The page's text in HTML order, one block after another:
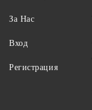
За Нас
Вход
Регистрация